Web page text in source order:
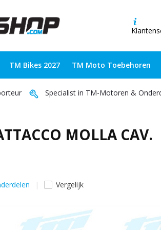
TM Bikes 2027 TM Moto Toebehoren
Specialist in TM-Motoren &
MOLLA CAV.
Vergelijk